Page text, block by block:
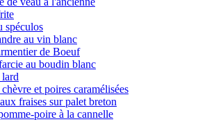
spéculos
au vin blanc
de Boeuf
au boudin blanc
lard
chèvre et poires caramélisées
fraises sur palet breton
poire à la cannelle